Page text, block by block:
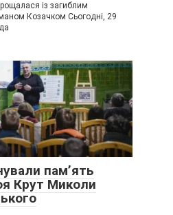
із загиблим
Козачком Сьогодні, 29
пам’ять
Крут Миколи